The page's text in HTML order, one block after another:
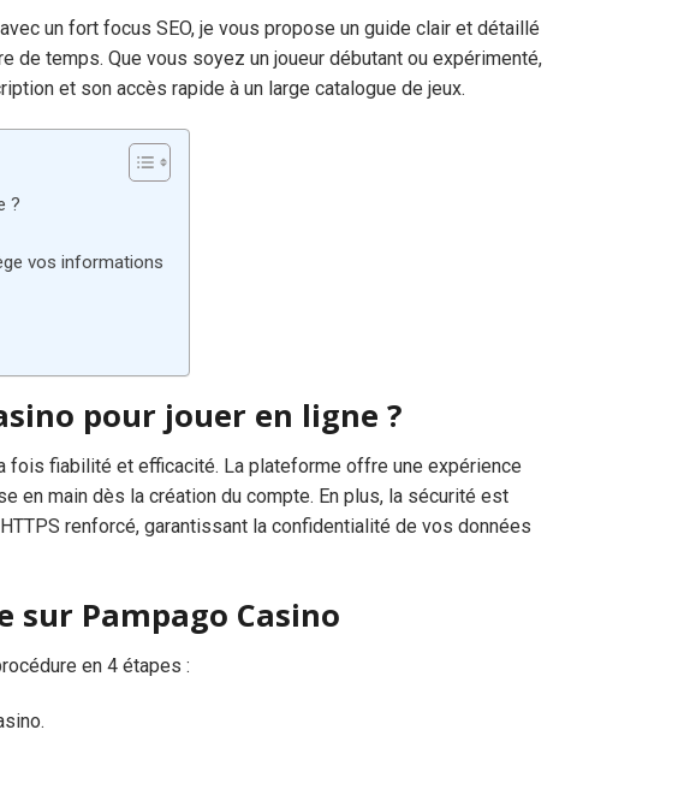
un fort focus SEO, je vous propose un guide clair et détaillé
de temps. Que vous soyez un joueur débutant ou expérimenté,
et son accès rapide à un large catalogue de jeux.
?
vos informations
pour jouer en ligne ?
fois fiabilité et efficacité. La plateforme offre une expérience
en main dès la création du compte. En plus, la sécurité est
renforcé, garantissant la confidentialité de vos données
sur Pampago Casino
en 4 étapes :